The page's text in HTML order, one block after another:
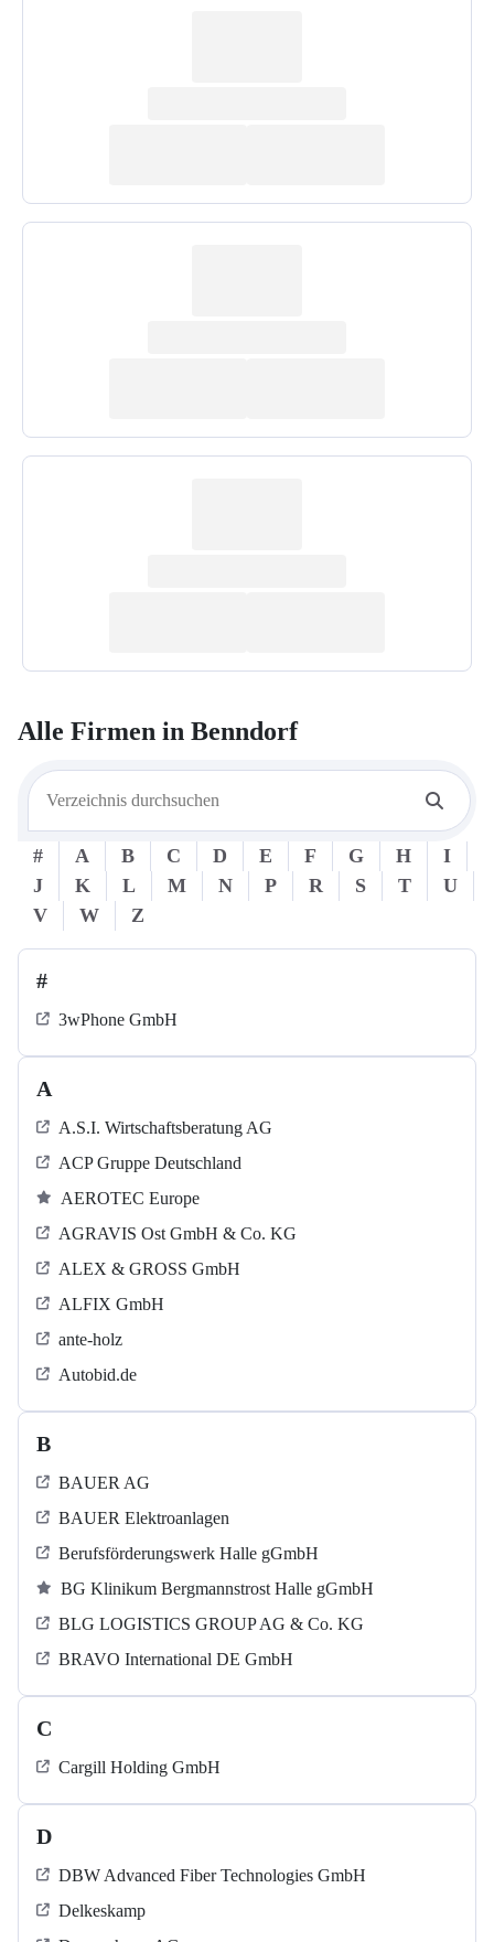
Alle Firmen in Benndorf
# A B C D E F G H
I
J
K L M N P R S T
U
V
W Z
#
3wPhone GmbH
A
A.S.I. Wirtschaftsberatung AG
ACP Gruppe Deutschland
AEROTEC Europe
AGRAVIS Ost GmbH & Co. KG
ALEX & GROSS GmbH
ALFIX GmbH
ante-holz
Autobid.de
B
BAUER AG
BAUER Elektroanlagen
Berufsförderungswerk Halle gGmbH
BG Klinikum Bergmannstrost Halle gGmbH
BLG LOGISTICS GROUP AG & Co. KG
BRAVO International DE GmbH
C
Cargill Holding GmbH
D
DBW Advanced Fiber Technologies GmbH
Delkeskamp